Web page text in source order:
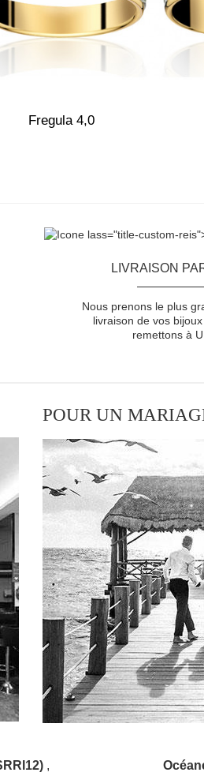
Fregula 4,0
LIVRAISON
Nous prenons le plus
livraison de vos
remettons à
POUR UN
,